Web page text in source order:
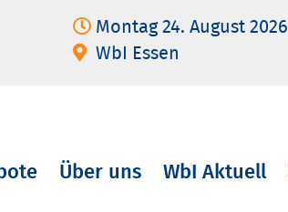
Montag 24. August 2026
WbI Essen
Über uns WbI Aktuell